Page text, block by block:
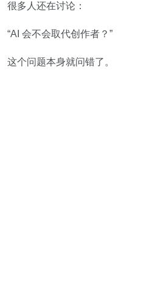
很多人还在讨论：
“AI 会不会取代创作者？”
这个问题本身就问错了。